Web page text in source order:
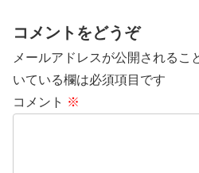
コメントをどうぞ
メールアドレスが公開されるこ
いている欄は必須項目です
コメント ※